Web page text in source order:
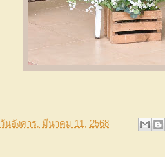
วันอังคาร, มีนาคม 11, 2568